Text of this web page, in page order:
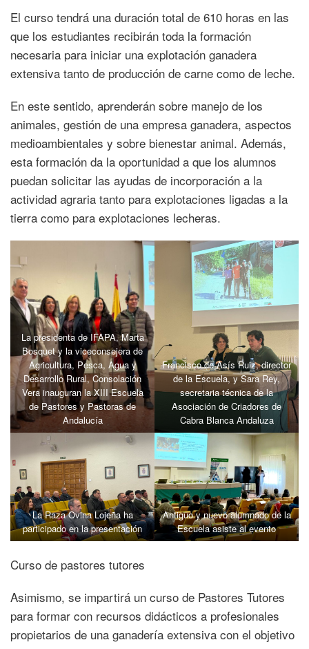
El curso tendrá una duración total de 610 horas en las
que los estudiantes recibirán toda la formación
necesaria para iniciar una explotación ganadera
extensiva tanto de producción de carne como de leche.
En este sentido, aprenderán sobre manejo de los
animales, gestión de una empresa ganadera, aspectos
medioambientales y sobre bienestar animal. Además,
esta formación da la oportunidad a que los alumnos
puedan solicitar las ayudas de incorporación a la
actividad agraria tanto para explotaciones ligadas a la
tierra como para explotaciones lecheras.
La presidenta de IFAPA, Marta
Bosquet y la viceconsejera de
Agricultura, Pesca, Agua y
Desarrollo Rural, Consolación
Vera inauguran la XIII Escuela
de Pastores y Pastoras de
Andalucía
Francisco de Asís Ruiz, director
de la Escuela, y Sara Rey,
secretaria técnica de la
Asociación de Criadores de
Cabra Blanca Andaluza
La Raza Ovina Lojeña ha
participado en la presentación
Antiguo y nuevo alumnado de la
Escuela asiste al evento
Curso de pastores tutores
Asimismo, se impartirá un curso de Pastores Tutores
para formar con recursos didácticos a profesionales
propietarios de una ganadería extensiva con el objetivo